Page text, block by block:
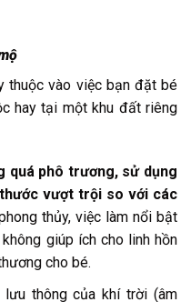
thuộc vào việc bạn đặt bé
hay tại một khu đất riêng
quá phô trương, sử dụng
vượt trội so với các
thủy, việc làm nổi bật
giúp ích cho linh hồn
cho bé.
thông của khí trời (âm